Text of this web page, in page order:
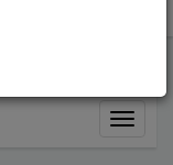
Marques